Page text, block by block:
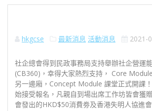
hkgcse 最新消息 活動消息 2021-
社企總會得到民政事務局支持舉辦社企營運
(CB360)，幸得大家熱烈支持， Core
另一邊廂，Concept Module 課堂正式開課
始接受報名，凡親自到場出席工作坊皆會獲
會發出的HKD$50消費劵及香港失明人協進